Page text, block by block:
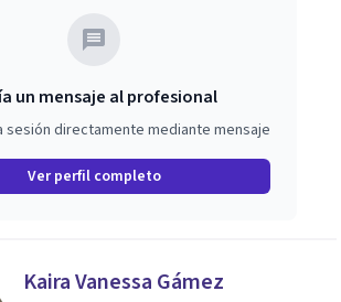
un mensaje al profesional
sesión directamente mediante mensaje
Ver perfil completo
Kaira Vanessa Gámez